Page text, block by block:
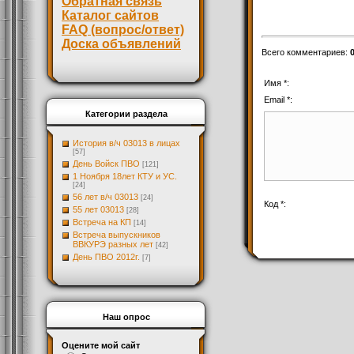
Каталог сайтов
FAQ (вопрос/ответ)
Доска объявлений
Категории раздела
История в/ч 03013 в лицах
[57]
День Войск ПВО [121]
1 Ноября 18лет КТУ и УС.
[24]
56 лет в/ч 03013 [24]
55 лет 03013 [28]
Встреча на КП [14]
Встреча выпускников
ВВКУРЭ разных лет [42]
День ПВО 2012г. [7]
Наш опрос
Оцените мой сайт
Всего комментариев: 0
Имя *:
Email *:
Код *: